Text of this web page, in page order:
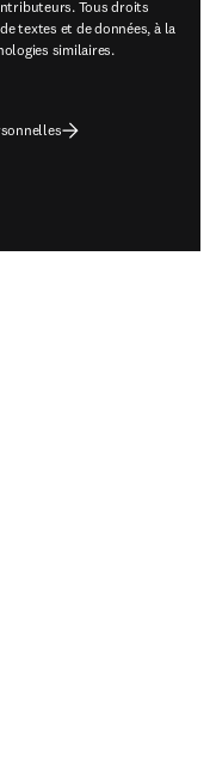
Tous droits
textes et de données, à la
similaires.